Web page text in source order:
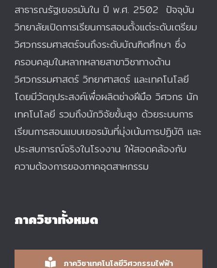
สาธารณรัฐเยอรมันใน ปี พ.ศ. 2502 ปัจจุบัน
วิทยาลัยเปิดการเรียนการสอนตั้งแต่ระดับเตรียม
วิศวกรรมศาสตร์จนถึงระดับบัณฑิตศึกษา ซึ่ง
ครอบคลุมในหลากหลายสาขาวิชาทางด้าน
วิศวกรรมศาสตร์ วิทยาศาสตร์ และเทคโนโลยี
โดยมีวัตถุประสงค์เพื่อผลิตช่างฝีมือ วิศวกร นัก
เทคโนโลยี รวมถึงนักวิจัยขั้นสูง ด้วยระบบการ
เรียนการสอนแบบเยอรมันที่มุ่งเน้นการปฏิบัติ และ
ประสบการณ์จริงในโรงงาน ให้สอดคล้องกับ
ความต้องการของภาคอุตสาหกรรม
ภาควิชาทั้งหมด
ภาควิชาเทคโนโลยีวิศวกรรมไฟฟ้า